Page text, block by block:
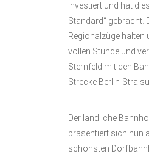
investiert und hat
Standard“ gebracht.
Regionalzüge halten
vollen Stunde und
Sternfeld mit den
Strecke Berlin-
Der ländliche
präsentiert sich nun
schönsten